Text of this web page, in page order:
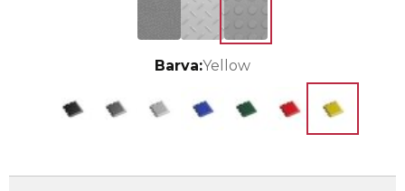
Barva:Yellow